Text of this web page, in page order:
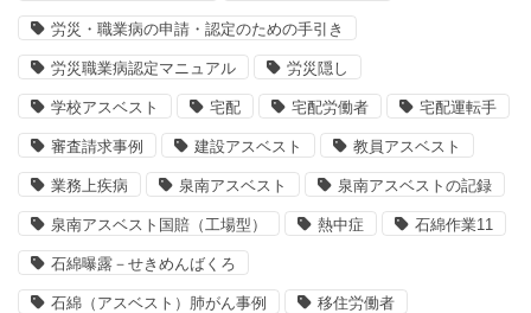
労災・職業病の申請・認定のための手引き
労災職業病認定マニュアル 労災隠し
学校アスベスト 宅配 宅配労働者 宅配運転手
審査請求事例 建設アスベスト 教員アスベスト
業務上疾病 泉南アスベスト 泉南アスベストの記録
泉南アスベスト国賠（工場型） 熱中症 石綿作業11
石綿曝露－せきめんばくろ
石綿（アスベスト）肺がん事例 移住労働者